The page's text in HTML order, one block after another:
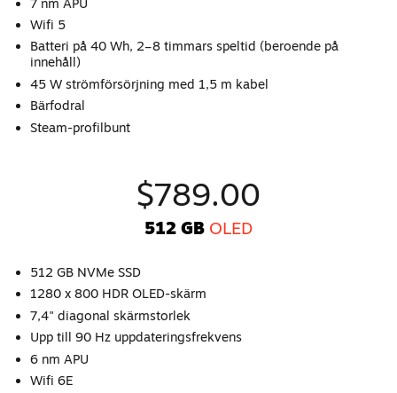
Wifi 5
Batteri på 40 Wh, 2–8 timmars speltid (beroende på
innehåll)
45 W strömförsörjning med 1,5 m kabel
Bärfodral
Steam-profilbunt
$789.00
512 GB OLED
512 GB NVMe SSD
1280 x 800 HDR OLED-skärm
7,4" diagonal skärmstorlek
Upp till 90 Hz uppdateringsfrekvens
6 nm APU
Wifi 6E